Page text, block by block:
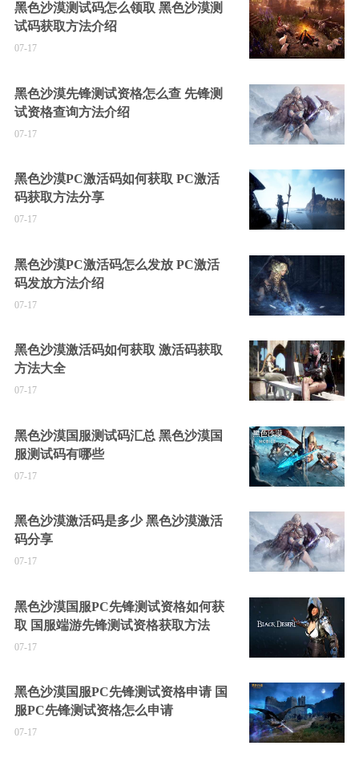
黑色沙漠测试码怎么领取 黑色沙漠测
试码获取方法介绍
07-17
黑色沙漠先锋测试资格怎么查 先锋测
试资格查询方法介绍
07-17
黑色沙漠PC激活码如何获取 PC激活
码获取方法分享
07-17
黑色沙漠PC激活码怎么发放 PC激活
码发放方法介绍
07-17
黑色沙漠激活码如何获取 激活码获取
方法大全
07-17
黑色沙漠国服测试码汇总 黑色沙漠国
服测试码有哪些
07-17
黑色沙漠激活码是多少 黑色沙漠激活
码分享
07-17
黑色沙漠国服PC先锋测试资格如何获
取 国服端游先锋测试资格获取方法
07-17
黑色沙漠国服PC先锋测试资格申请 国
服PC先锋测试资格怎么申请
07-17